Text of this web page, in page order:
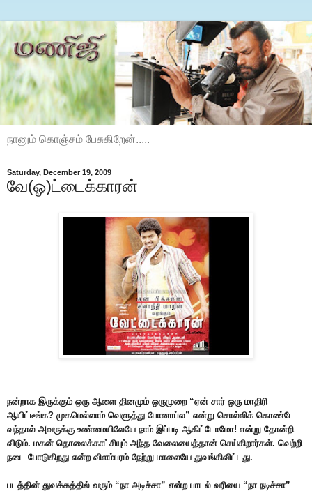
நானும் கொஞ்சம் பேசுகிறேன்.....
Saturday, December 19, 2009
வே(ஓ)ட்டைக்காரன்
நன்றாக இருக்கும் ஒரு ஆளை தினமும் ஒருமுறை “ஏன் சார் ஒரு மாதிரி
ஆயிட்டீங்க? முகமெல்லாம் வெளுத்து போனாப்ல” என்று சொல்லிக் கொண்டே
வந்தால் அவருக்கு உண்மையிலேயே நாம் இப்படி ஆகிட்டோமோ! என்று தோன்றி
விடும். மகன் தொலைக்காட்சியும் அந்த வேலையைத்தான் செய்கிறார்கள். வெற்றி
நடை போடுகிறது என்ற விளம்பரம் நேற்று மாலையே துவங்கிவிட்டது.
படத்தின் துவக்கத்தில் வரும் “நா அடிச்சா” என்ற பாடல் வரியை “நா நடிச்சா”